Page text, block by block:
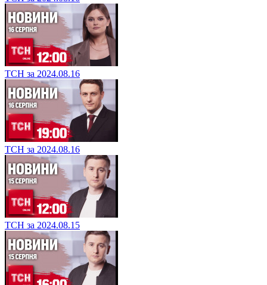
ТСН за 2024.08.16
ТСН за 2024.08.16
ТСН за 2024.08.15